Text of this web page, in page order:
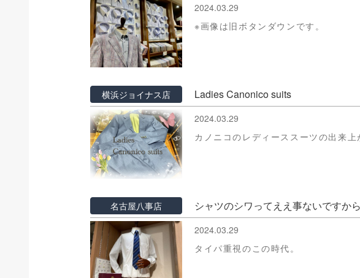
2024.03.29
※画像は旧ボタンダウンです。
横浜ジョイナス店 Ladies Canonico suits
2024.03.29
カノニコのレディーススーツの出来上
名古屋八事店 シャツのシワってええ事ないですから
2024.03.29
タイパ重視のこの時代。